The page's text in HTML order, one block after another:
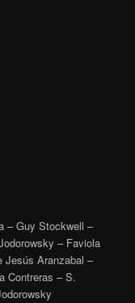
– Guy Stockwell –
– Faviola
Jesús Aranzabal –
Contreras – S.